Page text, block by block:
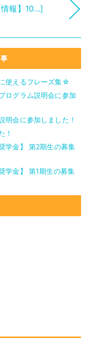
報】10…]
使えるフレーズ集☆
ログラム説明会に参加
明会に参加しました！
！
学金】 第2期生の募集
学金】 第1期生の募集